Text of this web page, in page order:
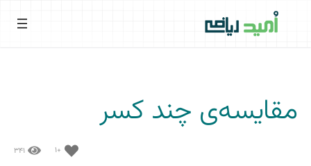
مقایسه‌ی چند کسر
+۱ ۳۴۱